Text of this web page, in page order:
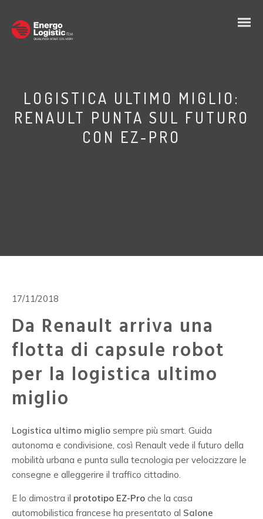
LOGISTICA ULTIMO MIGLIO:
RENAULT PUNTA SUL FUTURO
CON EZ-PRO
17/11/2018
Da Renault arriva una
flotta di capsule robot
per la logistica ultimo
miglio
Logistica ultimo miglio sempre più smart. Guida
autonoma e condivisione, così Renault vede il futuro della
mobilità urbana e punta sulla tecnologia per velocizzare le
consegne e alleggerire il traffico cittadino.
E lo dimostra il prototipo EZ-Pro che la casa
automobilistica francese ha presentato al Salone